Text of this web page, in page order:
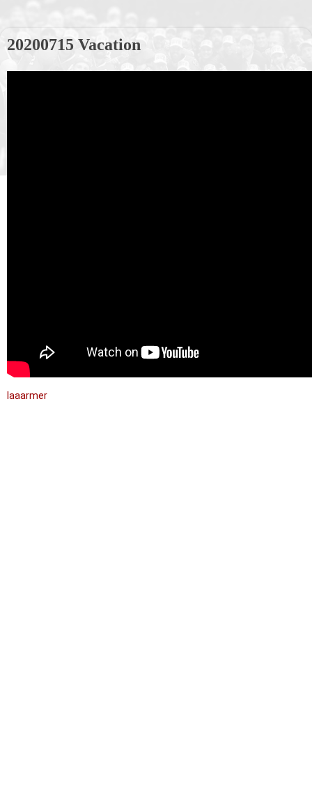
20200715 Vacation
laaarmer